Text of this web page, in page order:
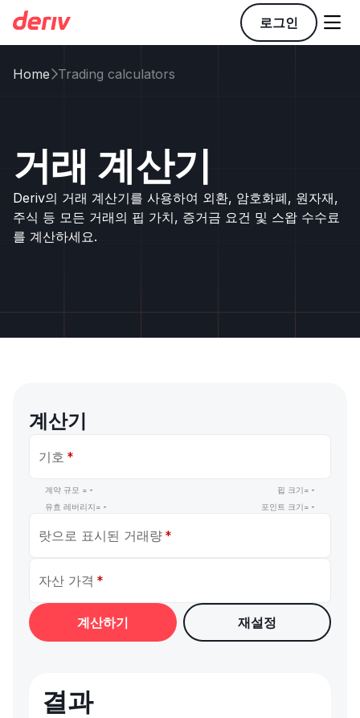
로그인 
HomeTrading calculators
거래 계산기
Deriv의 거래 계산기를 사용하여 외환, 암호화폐, 원자재,
주식 등 모든 거래의 핍 가치, 증거금 요건 및 스왑 수수료
를 계산하세요.
계산기
기호
계약 규모 = - 핍 크기= -
유효 레버리지= - 포인트 크기= -
랏으로 표시된 거래량
자산 가격
결과